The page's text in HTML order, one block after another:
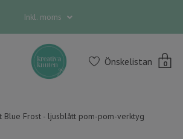
Inkl. moms
Önskelistan 0
Blue Frost - ljusblått pom-pom-verktyg